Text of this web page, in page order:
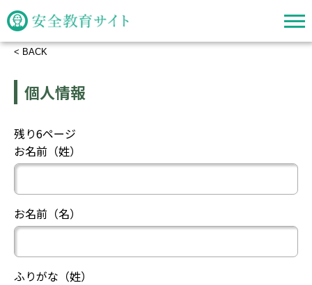
< BACK
個人情報
残り6ページ
お名前（姓）
お名前（名）
ふりがな（姓）